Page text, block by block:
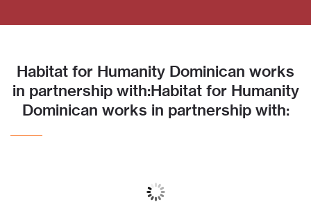
Habitat for Humanity Dominican works
in partnership with:Habitat for Humanity
Dominican works in partnership with: